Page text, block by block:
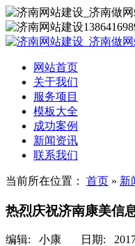
网站首页
关于我们
服务项目
模板大全
成功案例
新闻资讯
联系我们
当前所在位置： 首页 » 新
热烈庆祝济南康美信
编辑: 小康 日期: